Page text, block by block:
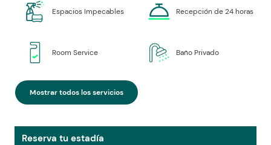
Espacios Impecables Recepción de 24 horas
Room Service Baño Privado
Mostrar todos los servicios
Reserva tu estadía